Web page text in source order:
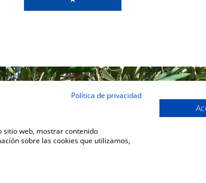
Política de privacidad
sitio web, mostrar contenido
sobre las cookies que utilizamos,